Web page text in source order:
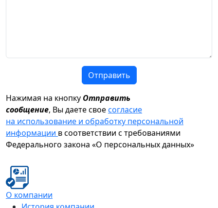
Отправить
Нажимая на кнопку Отправить
сообщение, Вы даете своесогласие
на использование и обработку персональной
информации в соответствии с требованиями
Федерального закона «О персональных данных»
О компании